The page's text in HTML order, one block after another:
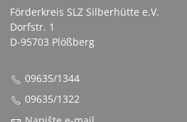
Förderkreis SLZ Silberhütte e.V.
Dorfstr. 1
D-95703 Plößberg
09635/1344
09635/1322